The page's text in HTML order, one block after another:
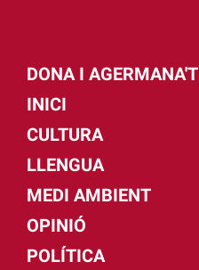
DONA I AGERMANA'T
INICI
CULTURA
LLENGUA
MEDI AMBIENT
OPINIÓ
POLÍTICA